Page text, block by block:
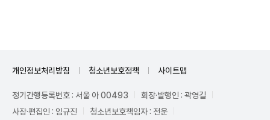
개인정보처리방침 청소년보호정책 사이트맵
정기간행등록번호 : 서울 아 00493
회장·발행인 : 곽영길
사장·편집인 : 임규진
청소년보호책임자 : 전운